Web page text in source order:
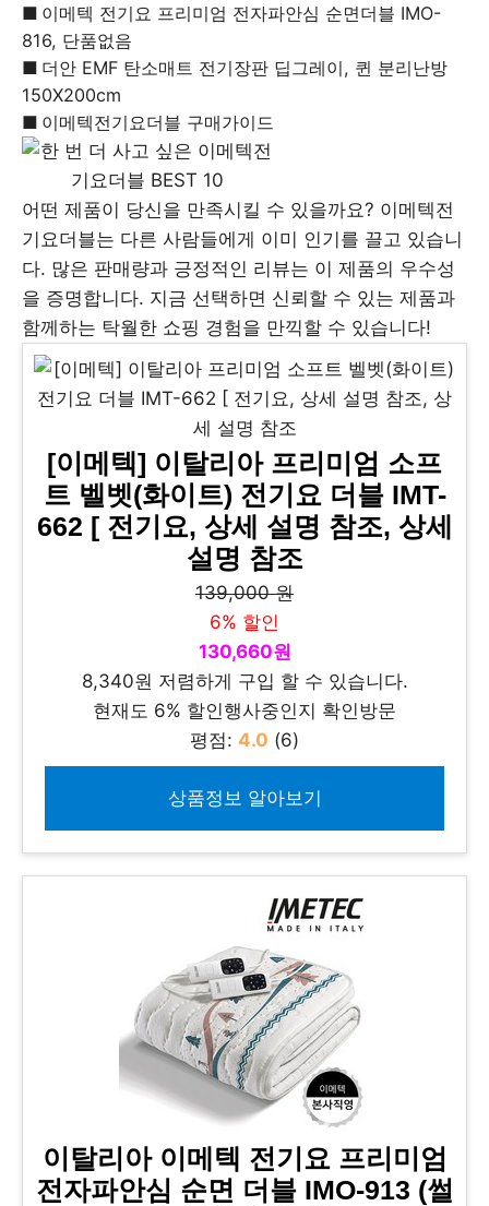
이메텍 전기요 프리미엄 전자파안심 순면더블 IMO-
816, 단품없음
더안 EMF 탄소매트 전기장판 딥그레이, 퀸 분리난방
150X200cm
이메텍전기요더블 구매가이드
어떤 제품이 당신을 만족시킬 수 있을까요? 이메텍전
기요더블는 다른 사람들에게 이미 인기를 끌고 있습니
다. 많은 판매량과 긍정적인 리뷰는 이 제품의 우수성
을 증명합니다. 지금 선택하면 신뢰할 수 있는 제품과
함께하는 탁월한 쇼핑 경험을 만끽할 수 있습니다!
[이메텍] 이탈리아 프리미엄 소프
트 벨벳(화이트) 전기요 더블 IMT-
662 [ 전기요, 상세 설명 참조, 상세
설명 참조
139,000 원
6% 할인
130,660원
8,340원 저렴하게 구입 할 수 있습니다.
현재도 6% 할인행사중인지 확인방문
평점: 4.0 (6)
상품정보 알아보기
이탈리아 이메텍 전기요 프리미엄
전자파안심 순면 더블 IMO-913 (썰